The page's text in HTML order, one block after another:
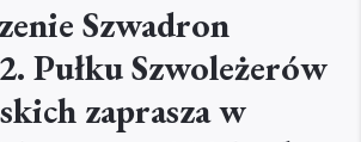
Szwadron
Pułku Szwoleżerów
zaprasza w